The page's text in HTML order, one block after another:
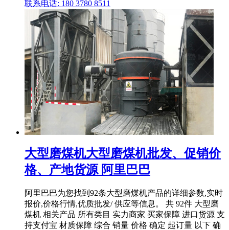
联系电话: 180 3780 8511
大型磨煤机大型磨煤机批发、促销价
格、产地货源 阿里巴巴
阿里巴巴为您找到92条大型磨煤机产品的详细参数,实时
报价,价格行情,优质批发/ 供应等信息。 共 92件 大型磨
煤机 相关产品 所有类目 实力商家 买家保障 进口货源 支
持支付宝 材质保障 综合 销量 价格 确定 起订量 以下 确